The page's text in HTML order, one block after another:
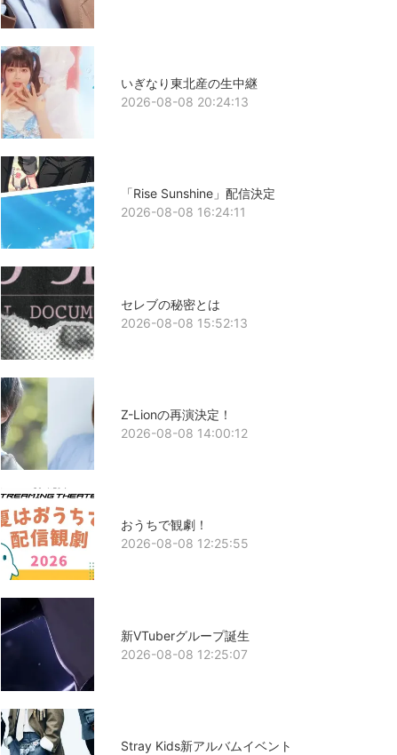
いぎなり東北産の生中継
2026-08-08 20:24:13
「Rise Sunshine」配信決定
2026-08-08 16:24:11
セレブの秘密とは
2026-08-08 15:52:13
Z-Lionの再演決定！
2026-08-08 14:00:12
おうちで観劇！
2026-08-08 12:25:55
新VTuberグループ誕生
2026-08-08 12:25:07
Stray Kids新アルバムイベント